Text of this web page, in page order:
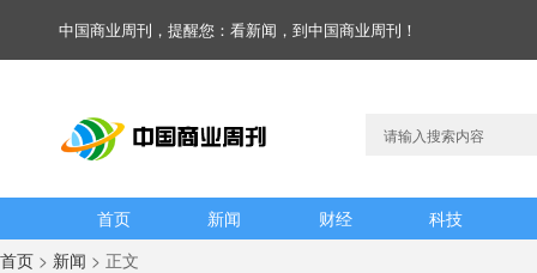
中国商业周刊，提醒您：看新闻，到中国商业周刊！
首页 新闻 财经
科技
首页 > 新闻 > 正文